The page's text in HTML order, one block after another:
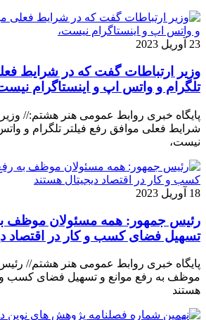
23 آوریل 2023
وزیر ارتباطات گفت که در شرایط
تلگرام و واتس اپ و اینستاگرام
پایگاه خبری روابط عمومی هنر هشتم://
شرایط فعلی موافق رفع فیلتر تلگرام و
نیست،
18 آوریل 2023
رئیس جمهور: همه مسئولان موظف
تسهیل فضای کسب و کار در اقتصاد
پایگاه خبری روابط عمومی هنر هشتم//
موظف به رفع موانع و تسهیل فضای کسب و
هستند